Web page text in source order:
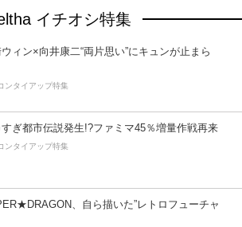
イチオシ特集
ィン×向井康二“両片思い”にキュンが止まら
ンタイアップ特集
ぎ都市伝説発生!?ファミマ45％増量作戦再来
ンタイアップ特集
、自ら描いた”レトロフューチャ